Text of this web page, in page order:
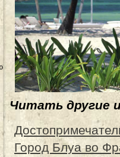
Читать другие
Город Блуа во